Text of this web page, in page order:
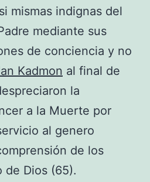
mismas indignas del
mediante sus
de conciencia y no
Kadmon al final de
la
a la Muerte por
al genero
de los
de Dios (65).